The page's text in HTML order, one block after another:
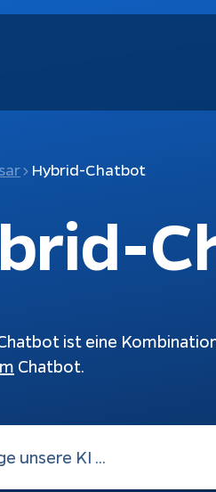
Hybrid-Chatbot
ist eine
Chatbot.